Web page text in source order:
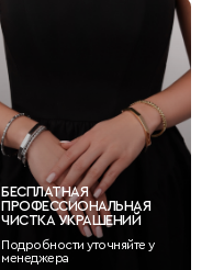
БЕСПЛАТНАЯ
ПРОФЕССИОНАЛЬНАЯ
ЧИСТКА УКРАШЕНИЙ
Подробности уточняйте у
менеджера